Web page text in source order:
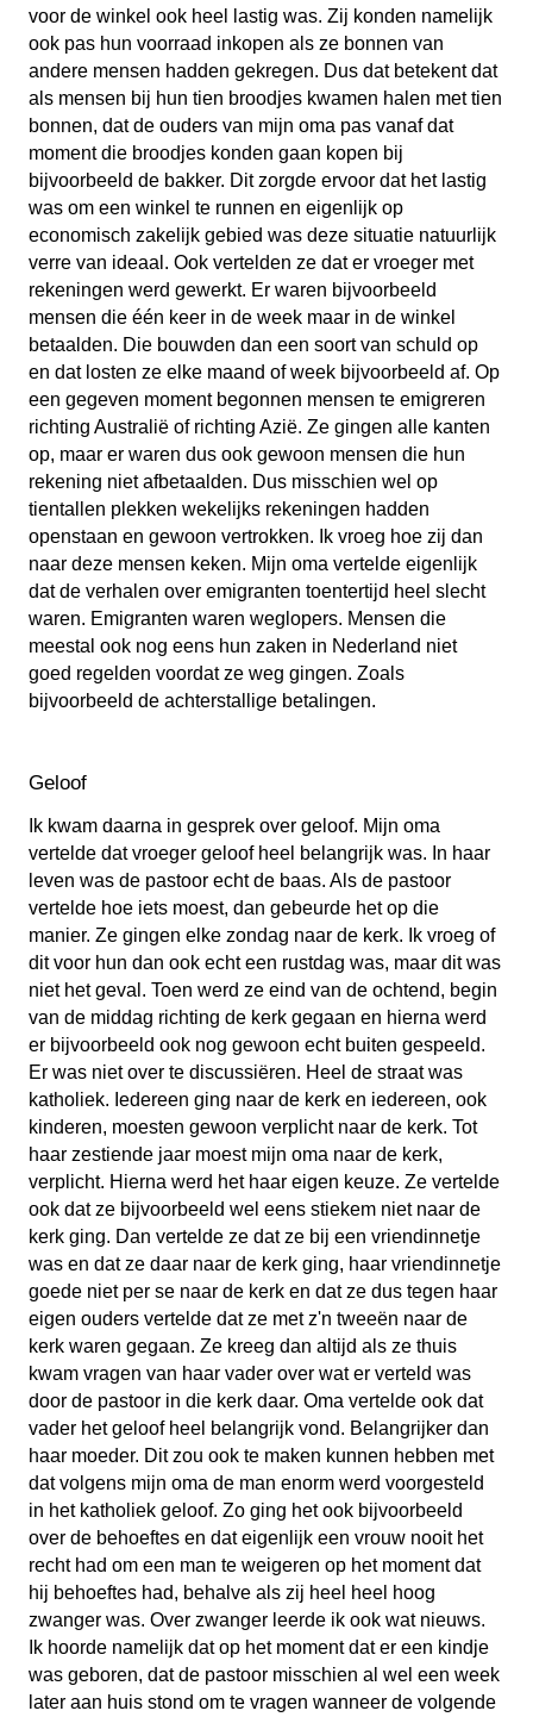
voor de winkel ook heel lastig was. Zij konden namelijk
ook pas hun voorraad inkopen als ze bonnen van
andere mensen hadden gekregen. Dus dat betekent dat
als mensen bij hun tien broodjes kwamen halen met tien
bonnen, dat de ouders van mijn oma pas vanaf dat
moment die broodjes konden gaan kopen bij
bijvoorbeeld de bakker. Dit zorgde ervoor dat het lastig
was om een winkel te runnen en eigenlijk op
economisch zakelijk gebied was deze situatie natuurlijk
verre van ideaal. Ook vertelden ze dat er vroeger met
rekeningen werd gewerkt. Er waren bijvoorbeeld
mensen die één keer in de week maar in de winkel
betaalden. Die bouwden dan een soort van schuld op
en dat losten ze elke maand of week bijvoorbeeld af. Op
een gegeven moment begonnen mensen te emigreren
richting Australië of richting Azië. Ze gingen alle kanten
op, maar er waren dus ook gewoon mensen die hun
rekening niet afbetaalden. Dus misschien wel op
tientallen plekken wekelijks rekeningen hadden
openstaan en gewoon vertrokken. Ik vroeg hoe zij dan
naar deze mensen keken. Mijn oma vertelde eigenlijk
dat de verhalen over emigranten toentertijd heel slecht
waren. Emigranten waren weglopers. Mensen die
meestal ook nog eens hun zaken in Nederland niet
goed regelden voordat ze weg gingen. Zoals
bijvoorbeeld de achterstallige betalingen.
Geloof
Ik kwam daarna in gesprek over geloof. Mijn oma
vertelde dat vroeger geloof heel belangrijk was. In haar
leven was de pastoor echt de baas. Als de pastoor
vertelde hoe iets moest, dan gebeurde het op die
manier. Ze gingen elke zondag naar de kerk. Ik vroeg of
dit voor hun dan ook echt een rustdag was, maar dit was
niet het geval. Toen werd ze eind van de ochtend, begin
van de middag richting de kerk gegaan en hierna werd
er bijvoorbeeld ook nog gewoon echt buiten gespeeld.
Er was niet over te discussiëren. Heel de straat was
katholiek. Iedereen ging naar de kerk en iedereen, ook
kinderen, moesten gewoon verplicht naar de kerk. Tot
haar zestiende jaar moest mijn oma naar de kerk,
verplicht. Hierna werd het haar eigen keuze. Ze vertelde
ook dat ze bijvoorbeeld wel eens stiekem niet naar de
kerk ging. Dan vertelde ze dat ze bij een vriendinnetje
was en dat ze daar naar de kerk ging, haar vriendinnetje
goede niet per se naar de kerk en dat ze dus tegen haar
eigen ouders vertelde dat ze met z'n tweeën naar de
kerk waren gegaan. Ze kreeg dan altijd als ze thuis
kwam vragen van haar vader over wat er verteld was
door de pastoor in die kerk daar. Oma vertelde ook dat
vader het geloof heel belangrijk vond. Belangrijker dan
haar moeder. Dit zou ook te maken kunnen hebben met
dat volgens mijn oma de man enorm werd voorgesteld
in het katholiek geloof. Zo ging het ook bijvoorbeeld
over de behoeftes en dat eigenlijk een vrouw nooit het
recht had om een man te weigeren op het moment dat
hij behoeftes had, behalve als zij heel heel hoog
zwanger was. Over zwanger leerde ik ook wat nieuws.
Ik hoorde namelijk dat op het moment dat er een kindje
was geboren, dat de pastoor misschien al wel een week
later aan huis stond om te vragen wanneer de volgende